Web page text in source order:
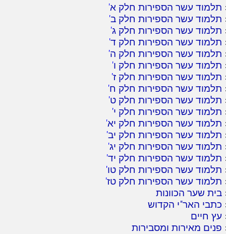
תלמוד עשר הספירות חלק א'
תלמוד עשר הספירות חלק ב'
תלמוד עשר הספירות חלק ג'
תלמוד עשר הספירות חלק ד'
תלמוד עשר הספירות חלק ה'
תלמוד עשר הספירות חלק ו'
תלמוד עשר הספירות חלק ז'
תלמוד עשר הספירות חלק ח'
תלמוד עשר הספירות חלק ט'
תלמוד עשר הספירות חלק י'
תלמוד עשר הספירות חלק יא'
תלמוד עשר הספירות חלק יב'
תלמוד עשר הספירות חלק יג'
תלמוד עשר הספירות חלק יד'
תלמוד עשר הספירות חלק טו'
תלמוד עשר הספירות חלק טז'
בית שער הכוונות
כתבי האר"י הקדוש
עץ חיים
פנים מאירות ומסבירות